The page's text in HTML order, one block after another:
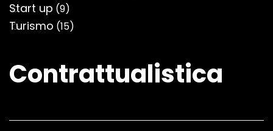
Start up (9)
Turismo (15)
Contrattualistica